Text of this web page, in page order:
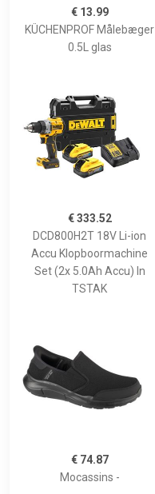
€ 13.99
KÜCHENPROF Målebæger
0.5L glas
€ 333.52
DCD800H2T 18V Li-ion
Accu Klopboormachine
Set (2x 5.0Ah Accu) In
TSTAK
€ 74.87
Mocassins -